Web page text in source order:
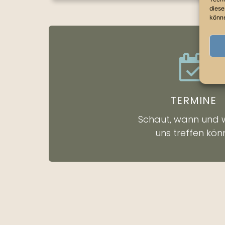
TERMINE
Schaut, wann und
uns treffen